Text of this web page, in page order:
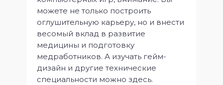
можете не только построить
оглушительную карьеру, но и внести
весомый вклад в развитие
медицины и подготовку
медработников. А изучать гейм-
дизайн и другие технические
специальности можно здесь.